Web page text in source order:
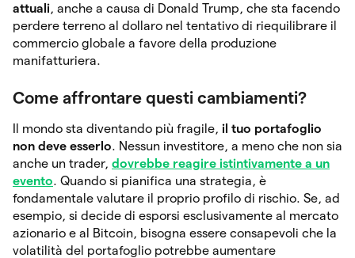
attuali, anche a causa di Donald Trump, che sta facendo
perdere terreno al dollaro nel tentativo di riequilibrare il
commercio globale a favore della produzione
manifatturiera.
Come affrontare questi cambiamenti?
Il mondo sta diventando più fragile, il tuo portafoglio
non deve esserlo. Nessun investitore, a meno che non sia
anche un trader, dovrebbe reagire istintivamente a un
evento. Quando si pianifica una strategia, è
fondamentale valutare il proprio profilo di rischio. Se, ad
esempio, si decide di esporsi esclusivamente al mercato
azionario e al Bitcoin, bisogna essere consapevoli che la
volatilità del portafoglio potrebbe aumentare